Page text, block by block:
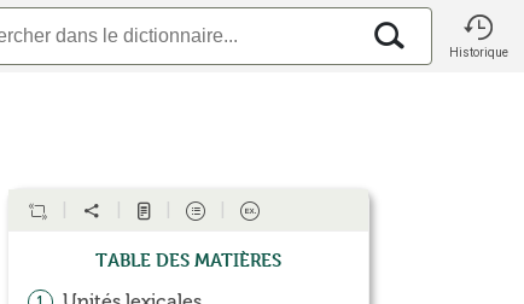
Historique
Table des matières